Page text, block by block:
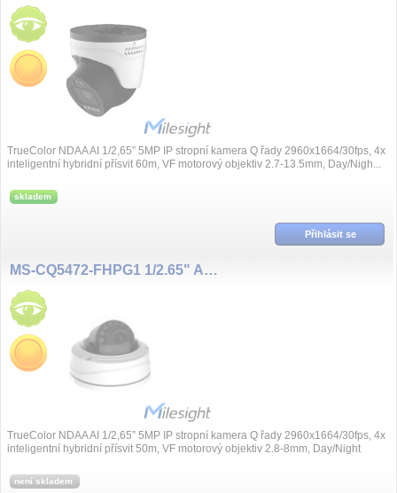
TrueColor NDAA AI 1/2,65” 5MP IP stropní kamera Q řady 2960x1664/30fps, 4x
inteligentní hybridní přísvit 60m, VF motorový objektiv 2.7-13.5mm, Day/Nigh...
skladem
Přihlásit se
MS-CQ5472-FHPG1 1/2.65" AI NDAA 5MP/30fps 2.7~13.5mm
TrueColor NDAA AI 1/2,65” 5MP IP stropní kamera Q řady 2960x1664/30fps, 4x
inteligentní hybridní přísvit 50m, VF motorový objektiv 2.8-8mm, Day/Night
není skladem